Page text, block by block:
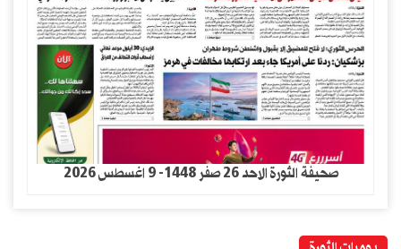
صحيفة الثورة الاحد 26 صفر 1448- 9 اغسطس 2026